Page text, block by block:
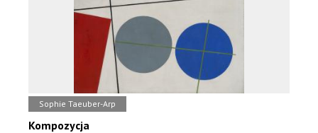
Sophie Taeuber-Arp
Kompozycja